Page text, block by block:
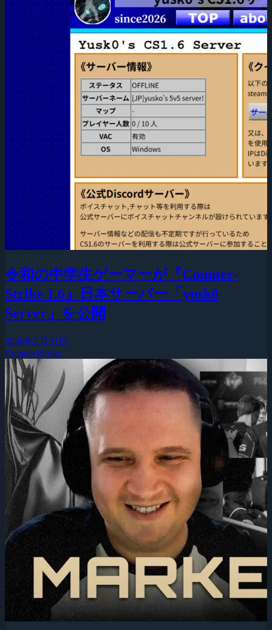
令和の中学生ゲーマーが『Counter-
Strike 1.6』日本サーバー「yusk0
Server」を公開
2026年7月31日
Counter-Strike